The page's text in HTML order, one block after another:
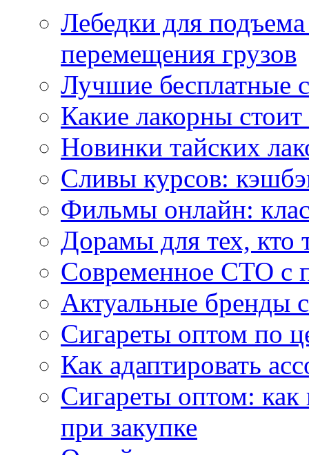
Лебедки для
перемещения грузов
Лучшие бесплатные
Какие лакорны стоит
Новинки тайских
Сливы курсов:
Фильмы онлайн:
Дорамы для тех, кто
Современное СТО с
Актуальные бренды
Сигареты оптом по
Как адаптировать
Сигареты оптом:
при закупке